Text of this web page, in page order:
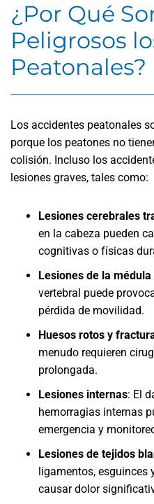
¿Por Qué
Peligrosos
Peatonales?
Los accidentes peatonales
porque los peatones no
colisión. Incluso los
lesiones graves, tales como:
Lesiones cerebrales
en la cabeza pueden
cognitivas o físicas
Lesiones de la
vertebral puede
pérdida de movilidad.
Huesos rotos y
menudo requieren
prolongada.
Lesiones internas: El
hemorragias internas
emergencia y
Lesiones de tejidos
ligamentos, esguinces
causar dolor